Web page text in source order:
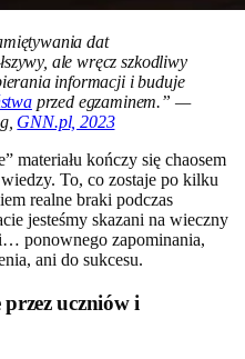
dat
ale wręcz szkodliwy
informacji i buduje
przed egzaminem.” —
GNN.pl, 2023
materiału kończy się chaosem
To, co zostaje po kilku
realne braki podczas
jesteśmy skazani na wieczny
ponownego zapominania,
ani do sukcesu.
przez uczniów i